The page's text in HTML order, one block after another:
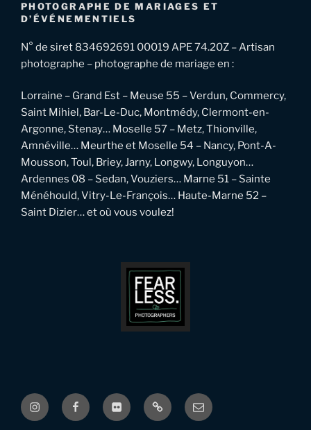
PHOTOGRAPHE DE MARIAGES ET
D’ÉVÉNEMENTIELS
N° de siret 834692691 00019 APE 74.20Z – Artisan
photographe – photographe de mariage en :
Lorraine – Grand Est – Meuse 55 – Verdun, Commercy,
Saint Mihiel, Bar-Le-Duc, Montmédy, Clermont-en-
Argonne, Stenay… Moselle 57 – Metz, Thionville,
Amnéville… Meurthe et Moselle 54 – Nancy, Pont-A-
Mousson, Toul, Briey, Jarny, Longwy, Longuyon…
Ardennes 08 – Sedan, Vouziers… Marne 51 – Sainte
Ménéhould, Vitry-Le-François… Haute-Marne 52 –
Saint Dizier… et où vous voulez!
InstagramFacebookFlickr PinterestEmail